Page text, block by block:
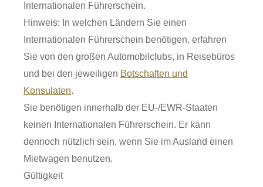
Internationalen Führerschein.
Hinweis: In welchen Ländern Sie einen
Internationalen Führerschein benötigen, erfahren
Sie von den großen Automobilclubs, in Reisebüros
und bei den jeweiligen Botschaften und
Konsulaten.
Sie benötigen innerhalb der EU-/EWR-Staaten
keinen Internationa len Führerschein. Er kann
dennoch nützlich sein, wenn Sie im Aus land einen
Mietwagen benutzen.
Gültigkeit